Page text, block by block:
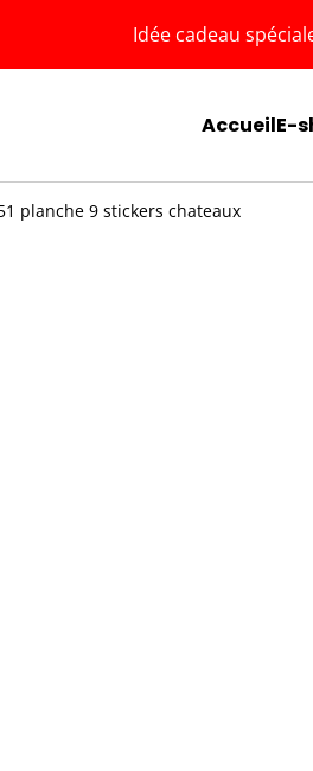
Idée cadeau
AccueilE-
planche 9 stickers chateaux